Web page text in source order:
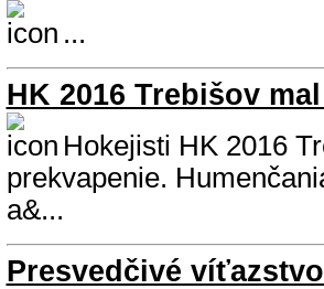
...
HK 2016 Trebišov
Hokejisti HK 2016
prekvapenie.
a&...
Presvedčivé